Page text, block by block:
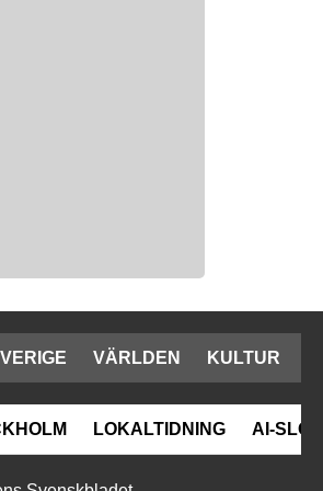
VÄRLDEN KULTUR
LOKALTIDNING AI-SLOP